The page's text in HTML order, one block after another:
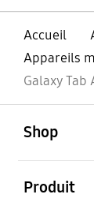
Accueil
Appareils
Galaxy Tab
Shop
Produit